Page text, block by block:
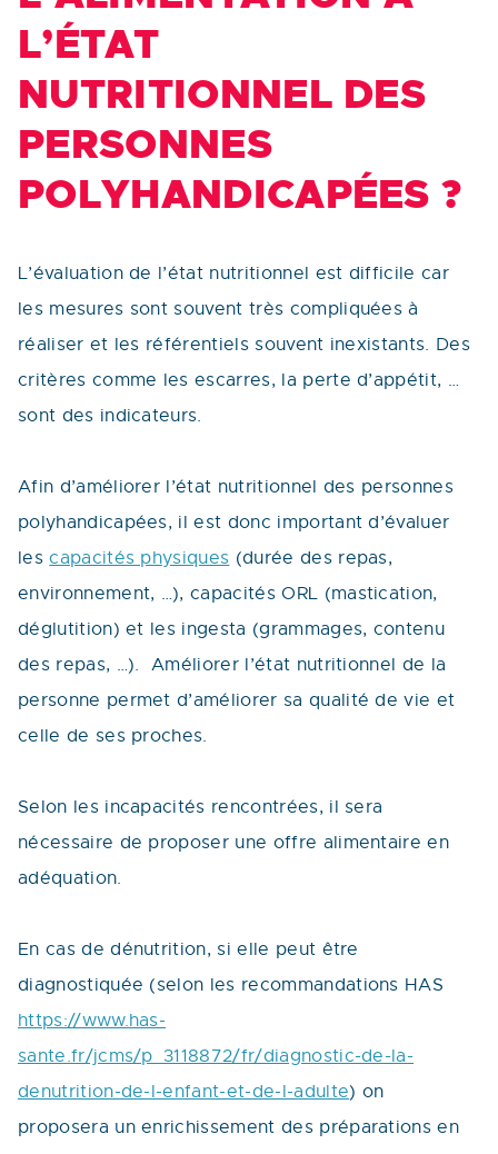
L’ÉTAT
NUTRITIONNEL DES
PERSONNES
POLYHANDICAPÉES ?
L’évaluation de l’état nutritionnel est difficile car
les mesures sont souvent très compliquées à
réaliser et les référentiels souvent inexistants. Des
critères comme les escarres, la perte d’appétit, …
sont des indicateurs.
Afin d’améliorer l’état nutritionnel des personnes
polyhandicapées, il est donc important d’évaluer
lescapacités physiques (durée des repas,
environnement, …), capacités ORL (mastication,
déglutition) et les ingesta (grammages, contenu
des repas, …). Améliorer l’état nutritionnel de la
personne permet d’améliorer sa qualité de vie et
celle de ses proches.
Selon les incapacités rencontrées, il sera
nécessaire de proposer une offre alimentaire en
adéquation.
En cas de dénutrition, si elle peut être
diagnostiquée (selon les recommandations HAS
https://www.has-
sante.fr/jcms/p_3118872/fr/diagnostic-de-la-
denutrition-de-l-enfant-et-de-l-adulte) on
proposera un enrichissement des préparations en